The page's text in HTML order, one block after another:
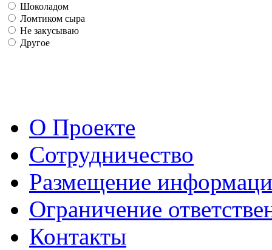
Шоколадом
Ломтиком сыра
Не закусываю
Другое
О Проекте
Сотрудничество
Размещение
Ограничение
Контакты